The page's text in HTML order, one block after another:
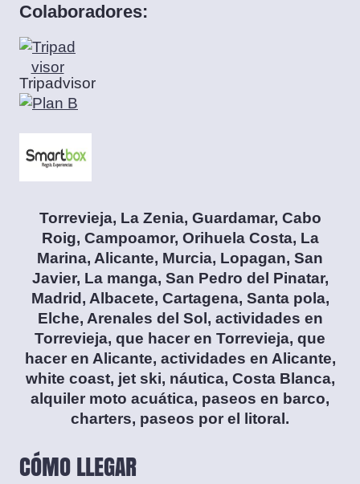
Colaboradores:
Tripadvisor
Torrevieja, La Zenia, Guardamar, Cabo
Roig, Campoamor, Orihuela Costa, La
Marina, Alicante, Murcia, Lopagan, San
Javier, La manga, San Pedro del Pinatar,
Madrid, Albacete, Cartagena, Santa pola,
Elche, Arenales del Sol, actividades en
Torrevieja, que hacer en Torrevieja, que
hacer en Alicante, actividades en Alicante,
white coast, jet ski, náutica, Costa Blanca,
alquiler moto acuática, paseos en barco,
charters, paseos por el litoral.
CÓMO LLEGAR